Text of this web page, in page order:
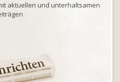
aktuellen und unterhaltsamen